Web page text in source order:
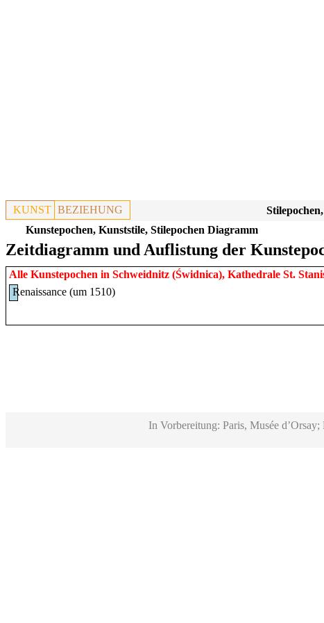
KUNST BEZIEHUNG
Kunstepochen, Kunststile, Stilepochen Diagramm
Zeitdiagramm und Auflistung der
Alle Kunstepochen in Schweidnitz (Świdnica), Kathedrale St.
Renaissance (um 1510)
In Vorbereitung: Paris, Musée